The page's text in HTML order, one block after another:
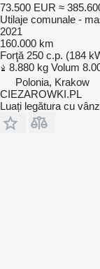
73.500 EUR ≈
Utilaje comunale -
2021
160.000 km
Forţă 250 c.p. (184
8.880 kg Volum
Polonia, Krakow
CIEZAROWKI.PL
Luați legătura cu